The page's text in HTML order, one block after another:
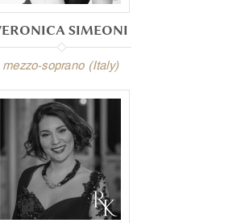
SIMEONI
mezzo-soprano (Italy)